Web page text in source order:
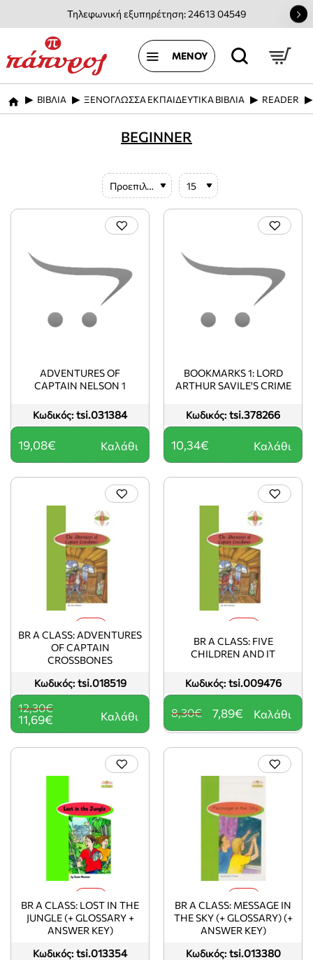
Τηλεφωνική εξυπηρέτηση: 24613 04549
home
ΒΙΒΛΙΑ ΞΕΝΟΓΛΩΣΣΑ ΕΚΠΑΙΔΕΥΤΙΚΑ ΒΙΒΛΙΑ READER
BEGINNER
Κωδικός: tsi.031384
ADVENTURES OF
CAPTAIN NELSON 1
19,08€ Καλάθι
Κωδικός: tsi.378266
BOOKMARKS 1: LORD
ARTHUR SAVILE'S CRIME
10,34€ Καλάθι
Κωδικός: tsi.018519
BR A CLASS: ADVENTURES
OF CAPTAIN
CROSSBONES
11,69€
12,30€
Καλάθι
Κωδικός: tsi.009476
BR A CLASS: FIVE
CHILDREN AND IT
7,89€
8,30€ Καλάθι
Κωδικός: tsi.013354
BR A CLASS: LOST IN THE
JUNGLE (+ GLOSSARY +
ANSWER KEY)
Κωδικός: tsi.013380
BR A CLASS: MESSAGE IN
THE SKY (+ GLOSSARY) (+
ANSWER KEY)